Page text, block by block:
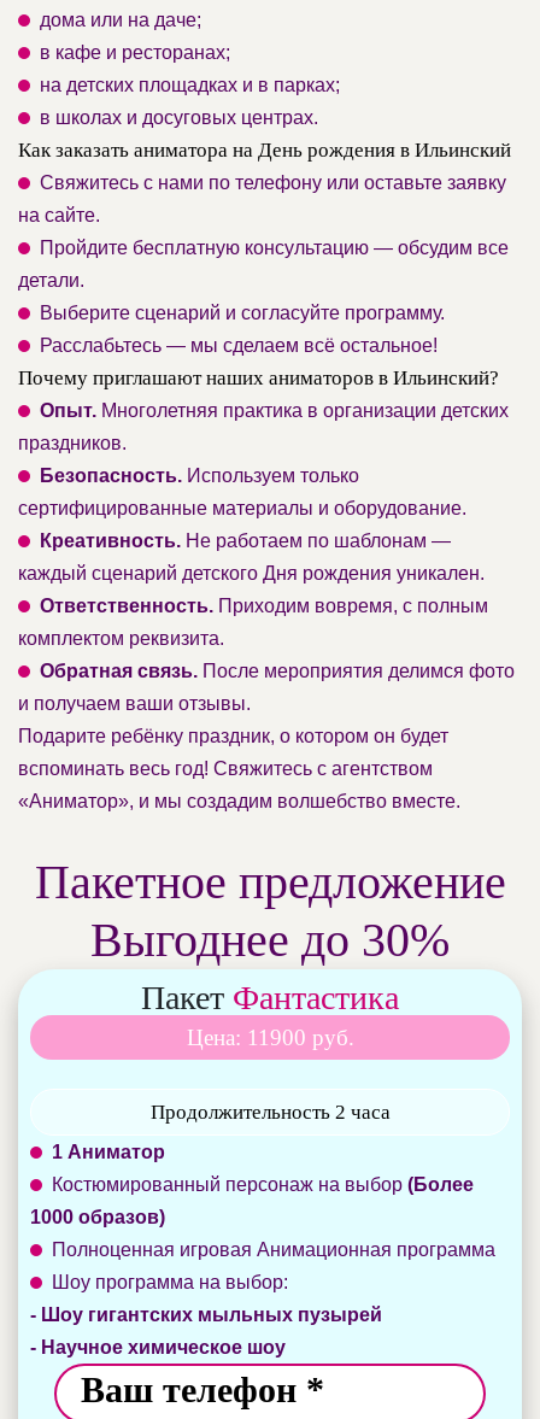
дома или на даче;
в кафе и ресторанах;
на детских площадках и в парках;
в школах и досуговых центрах.
Как заказать аниматора на День рождения в Ильинский
Свяжитесь с нами по телефону или оставьте заявку
на сайте.
Пройдите бесплатную консультацию — обсудим все
детали.
Выберите сценарий и согласуйте программу.
Расслабьтесь — мы сделаем всё остальное!
Почему приглашают наших аниматоров в Ильинский?
Опыт. Многолетняя практика в организации детских
праздников.
Безопасность. Используем только
сертифицированные материалы и оборудование.
Креативность. Не работаем по шаблонам —
каждый сценарий детского Дня рождения уникален.
Ответственность. Приходим вовремя, с полным
комплектом реквизита.
Обратная связь. После мероприятия делимся фото
и получаем ваши отзывы.
Подарите ребёнку праздник, о котором он будет
вспоминать весь год! Свяжитесь с агентством
«Аниматор», и мы создадим волшебство вместе.
Пакетное предложение
Выгоднее до 30%
Пакет Фантастика
Цена: 11900 руб.
Продолжительность 2 часа
1 Аниматор
Костюмированный персонаж на выбор (Более
1000 образов)
Полноценная игровая Анимационная программа
Шоу программа на выбор:
- Шоу гигантских мыльных пузырей
- Научное химическое шоу